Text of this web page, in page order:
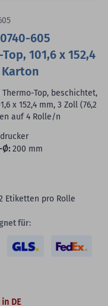
605
101,6 x 152,4
Top, beschichtet,
x 152,4 mm, 3 Zoll (76,2
auf 4 Rolle/n
Ø: 200 mm
Etiketten pro Rolle
für:
DE